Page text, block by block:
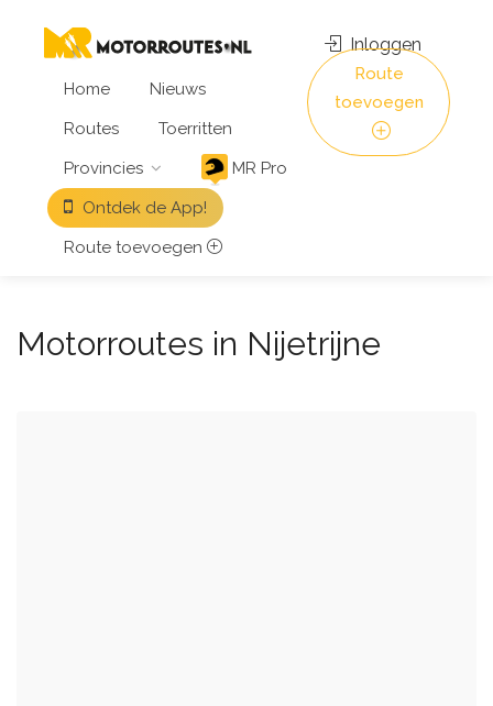
Home
Nieuws
Routes
Toerritten
Provincies
MR Pro
Ontdek de App!
Route toevoegen
Inloggen
Route
toevoegen
Motorroutes in Nijetrijne